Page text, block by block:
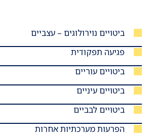
ביטויים נוירולוגים – עצביים
פגיעה תפקודית
ביטויים עוריים
ביטויים עיניים
ביטויים לבביים
הפרעות מערכתיות אחרות